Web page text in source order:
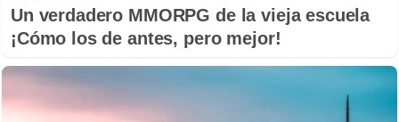
Un verdadero MMORPG de la vieja escuela
¡Cómo los de antes, pero mejor!